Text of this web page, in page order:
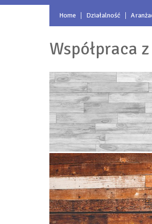
Home Działalność
Współpraca